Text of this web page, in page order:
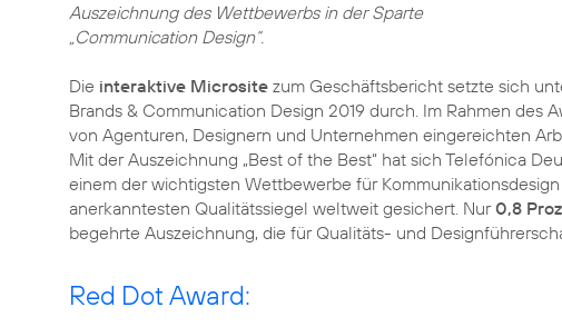
Auszeichnung des Wettbewerbs in der Sparte
„Communication Design“.
Die interaktive Microsite zum Geschäftsbericht setzte sich
Brands & Communication Design 2019 durch. Im Rahmen des
von Agenturen, Designern und Unternehmen eingereichten
Mit der Auszeichnung „Best of the Best“ hat sich Telefónica
einem der wichtigsten Wettbewerbe für
anerkanntesten Qualitätssiegel weltweit gesichert. Nur0,8
begehrte Auszeichnung, die für Qualitäts- und
Red Dot Award: